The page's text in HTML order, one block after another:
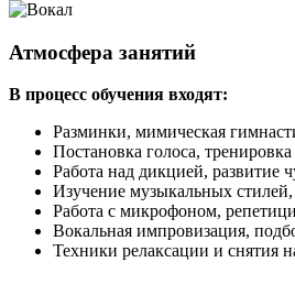
Атмосфера занятий
В процесс обучения входят:
Разминки, мимическая
Постановка голоса,
Работа над дикцией, развитие
Изучение музыкальных
Работа с микрофоном,
Вокальная импровизация,
Техники релаксации и снятия